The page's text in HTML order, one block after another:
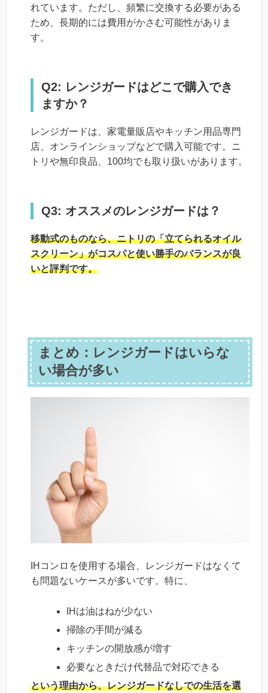
れています。ただし、頻繁に交換する必要がある
ため、長期的には費用がかさむ可能性がありま
す。
Q2: レンジガードはどこで購入でき
ますか？
レンジガードは、家電量販店やキッチン用品専門
店、オンラインショップなどで購入可能です。ニ
トリや無印良品、100均でも取り扱いがあります。
Q3: オススメのレンジガードは？
移動式のものなら、ニトリの「立てられるオイル
スクリーン」がコスパと使い勝手のバランスが良
いと評判です。
まとめ：レンジガードはいらな
い場合が多い
IHコンロを使用する場合、レンジガードはなくて
も問題ないケースが多いです。特に、
IHは油はねが少ない
掃除の手間が減る
キッチンの開放感が増す
必要なときだけ代替品で対応できる
という理由から、レンジガードなしでの生活を選